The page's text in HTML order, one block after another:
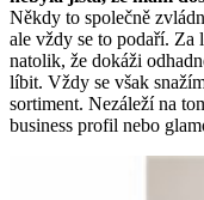
Někdy to společně
ale vždy se to podaří. Za
natolik, že dokáži
líbit. Vždy se však
sortiment. Nezáleží na
business profil nebo